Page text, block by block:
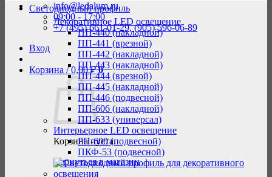
info@ledalum.ru
09:00 - 17:00
+7 (495) 661-01-29, (905) 596-06-89
Вход
Корзина /0,00₽ 0
Корзина пуста.
Вернуться в магазин
Светодиодный профиль
Декоративное LED освещение
ПП-440 (накладной)
ПП-441 (врезной)
ПП-442 (накладной)
ПП-443 (накладной)
ПП-444 (врезной)
ПП-445 (накладной)
ПП-446 (подвесной)
ПП-606 (накладной)
ПП-633 (универсал)
Интерьерное LED освещение
РП-600 (подвесной)
ПКФ-53 (подвесной)